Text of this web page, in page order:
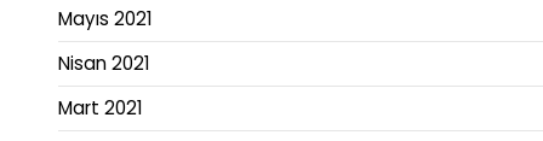
Mayıs 2021
Nisan 2021
Mart 2021